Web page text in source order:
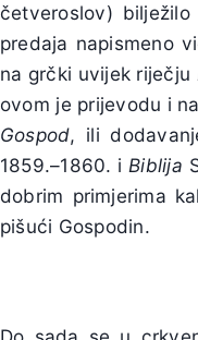
četveroslov)
predaja napismeno
na grčki uvijek riječju
ovom je prijevodu i
Gospod, ili
1859.–1860. i Biblija
dobrim primjerima
pišući Gospodin.